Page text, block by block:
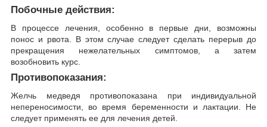
Побочные действия:
В процессе лечения, особенно в первые дни, возможны
понос и рвота. В этом случае следует сделать перерыв до
прекращения нежелательных симптомов, а затем
возобновить курс.
Противопоказания:
Желчь медведя противопоказана при индивидуальной
непереносимости, во время беременности и лактации. Не
следует применять ее для лечения детей.